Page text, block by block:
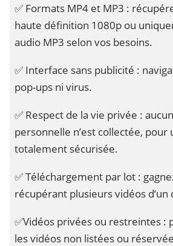
✅ Formats MP4 et MP3 :
haute définition 1080p ou
audio MP3 selon vos besoins.
✅ Interface sans publicité :
pop-ups ni virus.
✅ Respect de la vie privée :
personnelle n’est collectée, pour
totalement sécurisée.
✅ Téléchargement par lot :
récupérant plusieurs vidéos d’un
✅Vidéos privées ou restreintes :
les vidéos non listées ou